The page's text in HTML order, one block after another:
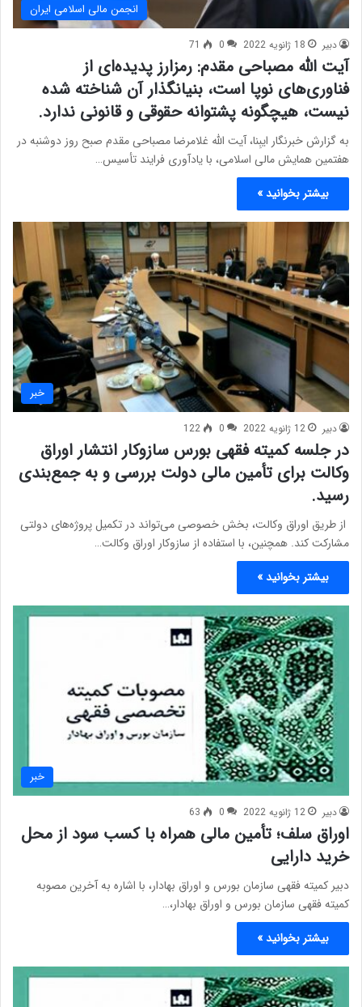
انجمن مالی اسلامی ایران
دبیر 18 ژانویه 2022 0
71
آیت الله مصباحی مقدم: رمزارز پدیده‌ای از
فناوری‌های نوپا است، بنیانگذار آن شناخته شده
نیست، هیچگونه پشتوانه حقوقی و قانونی ندارد.
به گزارش خبرنگار ایبِنا، آیت الله غلامرضا مصباحی مقدم صبح روز دوشنبه در
هفتمین همایش مالی اسلامی، با یادآوری فرایند تأسیس…
بیشتر بخوانید »
خبر
دبیر 12 ژانویه 2022 0
122
در جلسه کمیته فقهی بورس سازوکار انتشار اوراق
وکالت برای تأمین مالی دولت بررسی و به جمع‌بندی
رسید.
از طریق اوراق وکالت، بخش خصوصی می‌تواند در تکمیل پروژه‌های دولتی
مشارکت کند. همچنین، با استفاده از سازوکار اوراق وکالت…
بیشتر بخوانید »
خبر
دبیر 12 ژانویه 2022 0
63
اوراق سلف؛ تأمین مالی همراه با کسب سود از محل
خرید دارایی
دبیر کمیته فقهی سازمان بورس و اوراق بهادار، با اشاره به آخرین مصوبه‌
کمیته فقهی سازمان بورس و اوراق بهادار،…
بیشتر بخوانید »